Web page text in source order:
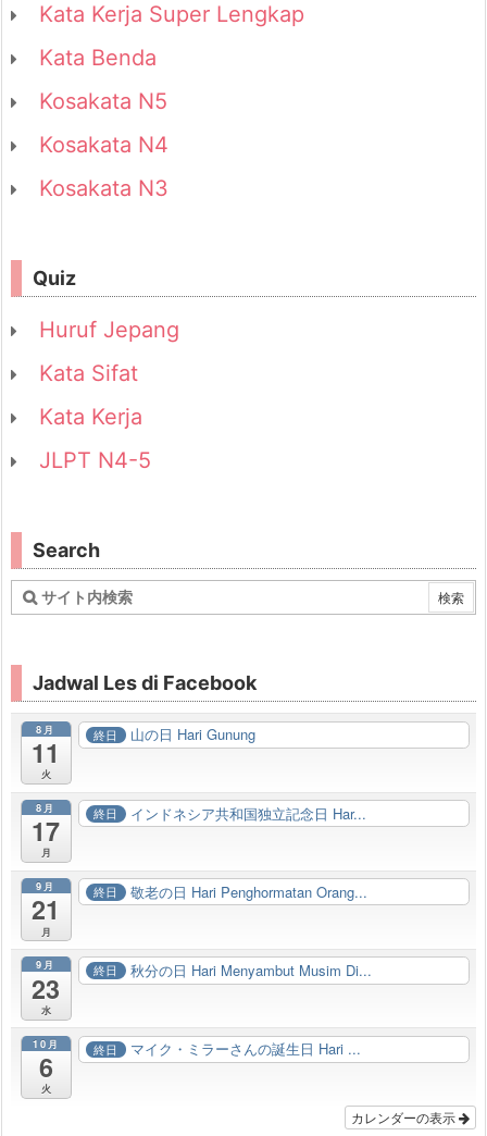
Kata Kerja Super Lengkap
Kata Benda
Kosakata N5
Kosakata N4
Kosakata N3
Quiz
Huruf Jepang
Kata Sifat
Kata Kerja
JLPT N4-5
Search
Jadwal Les di Facebook
8月
11
火
終日 山の日 Hari Gunung
8月
17
月
終日 インドネシア共和国独立記念日 Har...
9月
21
月
終日 敬老の日 Hari Penghormatan Orang...
9月
23
水
終日 秋分の日 Hari Menyambut Musim Di...
10月
6
火
終日 マイク・ミラーさんの誕生日 Hari ...
カレンダーの表示